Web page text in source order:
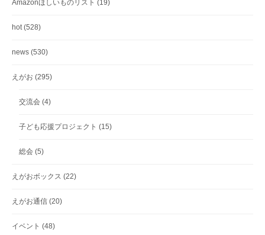
Amazonほしいものリスト (19)
hot(528)
news (530)
えがお (295)
交流会 (4)
子ども応援プロジェクト (15)
総会 (5)
えがおボックス (22)
えがお通信 (20)
イベント (48)